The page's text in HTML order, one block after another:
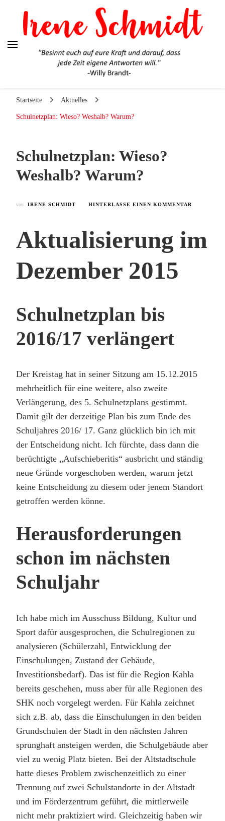
Startseite Aktuelles
Schulnetzplan: Wieso? Weshalb? Warum?
Schulnetzplan: Wieso?
Weshalb? Warum?
von IRENE SCHMIDT HINTERLASSE EINEN KOMMENTAR
WARUM?
Aktualisierung im
Dezember 2015
Schulnetzplan bis
2016/17 verlängert
Der Kreistag hat in seiner Sitzung am 15.12.2015
mehrheitlich für eine weitere, also zweite
Verlängerung, des 5. Schulnetzplans gestimmt.
Damit gilt der derzeitige Plan bis zum Ende des
Schuljahres 2016/ 17. Ganz glücklich bin ich mit
der Entscheidung nicht. Ich fürchte, dass dann die
berüchtigte „Aufschieberitis“ ausbricht und ständig
neue Gründe vorgeschoben werden, warum jetzt
keine Entscheidung zu diesem oder jenem Standort
getroffen werden könne.
Herausforderungen
schon im nächsten
Schuljahr
Ich habe mich im Ausschuss Bildung, Kultur und
Sport dafür ausgesprochen, die Schulregionen zu
analysieren (Schülerzahl, Entwicklung der
Einschulungen, Zustand der Gebäude,
Investitionsbedarf). Das ist für die Region Kahla
bereits geschehen, muss aber für alle Regionen des
SHK noch vorgelegt werden. Für Kahla zeichnet
sich z.B. ab, dass die Einschulungen in den beiden
Grundschulen der Stadt in den nächsten Jahren
sprunghaft ansteigen werden, die Schulgebäude aber
viel zu wenig Platz bieten. Bei der Altstadtschule
hatte dieses Problem zwischenzeitlich zu einer
Trennung auf zwei Schulstandorte in der Altstadt
und im Förderzentrum geführt, die mittlerweile
nicht mehr praktiziert wird. Gleichzeitig haben wir